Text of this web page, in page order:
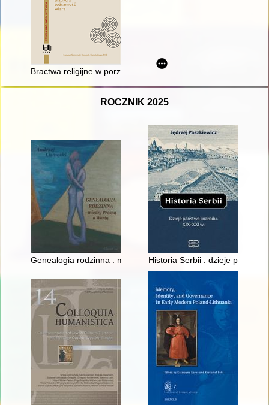
Bractwa religijne w porządku prawa kanonicznego
ROCZNIK 2025
Genealogia rodzinna : między Prosną a WartąHistoria Serbii : dzieje państwa